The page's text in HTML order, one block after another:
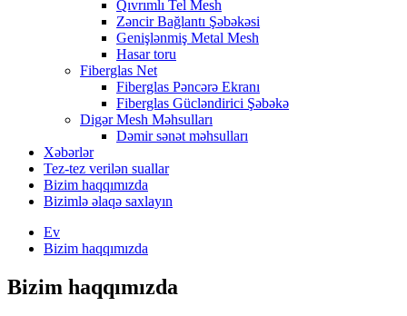
Qıvrımlı Tel Mesh
Zəncir Bağlantı Şəbəkəsi
Genişlənmiş Metal Mesh
Hasar toru
Fiberglas Net
Fiberglas Pəncərə Ekranı
Fiberglas Gücləndirici Şəbəkə
Digər Mesh Məhsulları
Dəmir sənət məhsulları
Xəbərlər
Tez-tez verilən suallar
Bizim haqqımızda
Bizimlə əlaqə saxlayın
Ev
Bizim haqqımızda
Bizim haqqımızda